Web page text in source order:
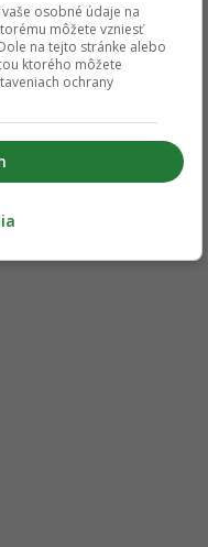
osobné údaje na
môžete vzniesť
na tejto stránke alebo
ktorého môžete
ochrany